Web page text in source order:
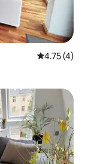
평점 4.75점
4.75 (4)